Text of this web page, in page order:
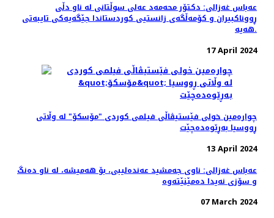
عه‌باس غه‌زالی: دکتۆر محەمەد عەلی سوڵتانی لە ناو دڵی
ڕووناکبیران و کۆمەڵگەی زانستیی کوردستاندا جێگەیەکی تایبەتی
هەیە.
17 April 2024
چواره‌مین خولی فێستیڤاڵی فیلمی کوردی "مۆسکۆ" لە وڵاتی
ڕووسیا بەڕێوەده‌چێت
13 April 2024
عەباس غەزالی: ناوی جەمشید عەندەلیبی، بۆ هەمیشە، لە ناو دەنگ
و سۆزی نەیدا دەمێنێتەوە
07 March 2024